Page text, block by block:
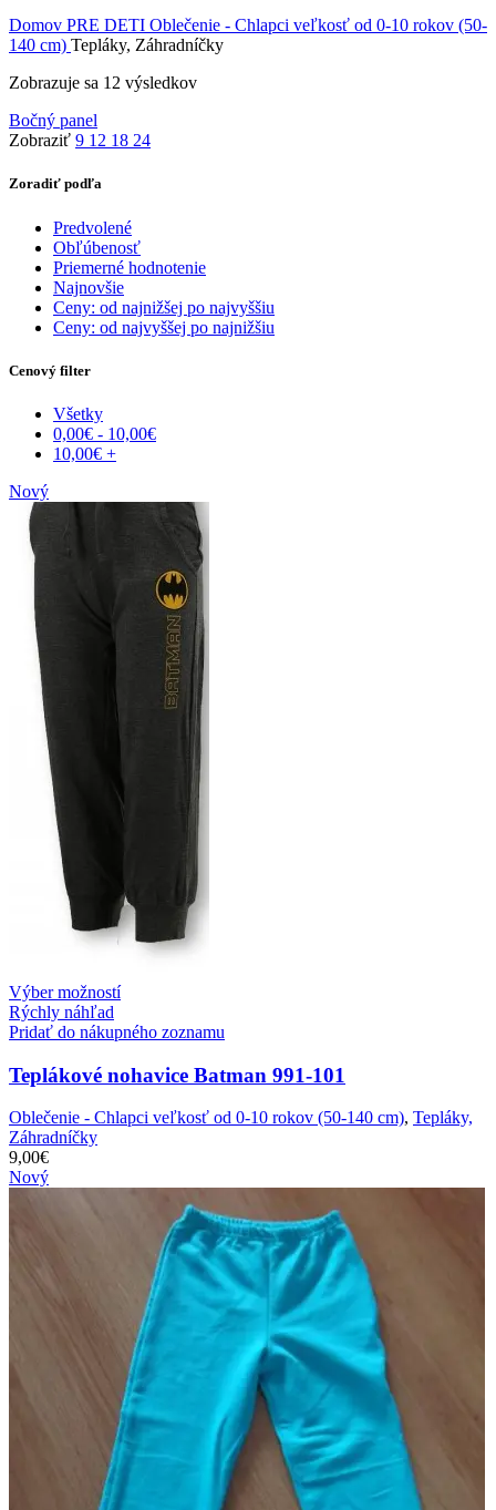
Domov PRE DETI Oblečenie - Chlapci veľkosť od 0-10 rokov (50-
140 cm) Tepláky, Záhradníčky
Zobrazuje sa 12 výsledkov
Bočný panel
Zobraziť 9 12 18 24
Zoradiť podľa
Predvolené
Obľúbenosť
Priemerné hodnotenie
Najnovšie
Ceny: od najnižšej po najvyššiu
Ceny: od najvyššej po najnižšiu
Cenový filter
Všetky
0,00€ - 10,00€
10,00€ +
Nový
Výber možností
Rýchly náhľad
Pridať do nákupného zoznamu
Teplákové nohavice Batman 991-101
Oblečenie - Chlapci veľkosť od 0-10 rokov (50-140 cm), Tepláky,
Záhradníčky
9,00€
Nový